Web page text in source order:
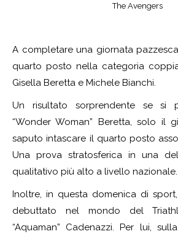
The Avengers
A completare una giornata
quarto posto nella categoria
Gisella Beretta e Michele Bianchi.
Un risultato sorprendente se si
“Wonder Woman” Beretta, solo il
saputo intascare il quarto posto
Una prova stratosferica in una
qualitativo più alto a livello nazionale.
Inoltre, in questa domenica di
debuttato nel mondo del
“Aquaman” Cadenazzi. Per lui,